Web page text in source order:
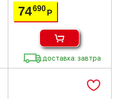
74690 Р
доставка: завтра